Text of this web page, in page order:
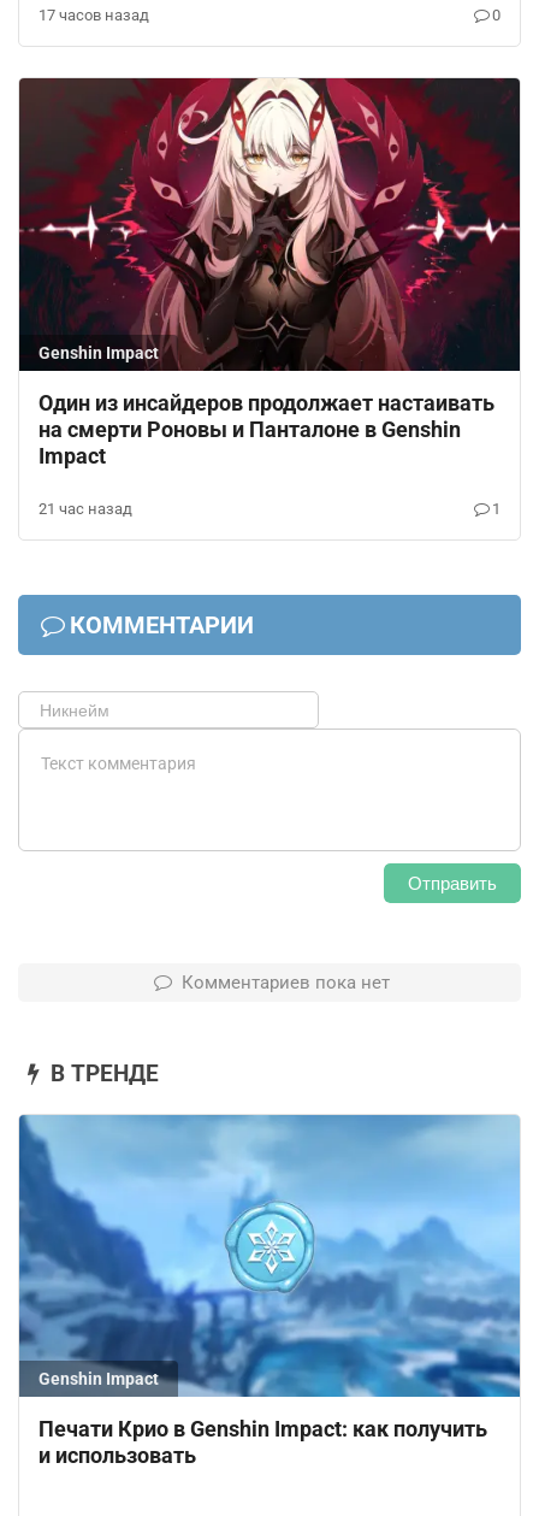
17 часов назад 0
Genshin Impact
Один из инсайдеров продолжает настаивать
на смерти Роновы и Панталоне в Genshin
Impact
21 час назад 1
КОММЕНТАРИИ
Отправить
Комментариев пока нет
В ТРЕНДЕ
Genshin Impact
Печати Крио в Genshin Impact: как получить
и использовать